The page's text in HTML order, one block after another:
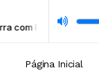
da Tradição
ORAÇÃO DO PAI
Página Inicial